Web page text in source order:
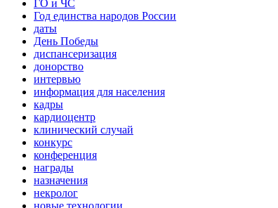
ГО и ЧС
Год единства народов России
даты
День Победы
диспансеризация
донорство
интервью
информация для населения
кадры
кардиоцентр
клинический случай
конкурс
конференция
награды
назначения
некролог
новые технологии